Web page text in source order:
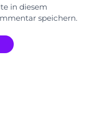
in diesem
speichern.